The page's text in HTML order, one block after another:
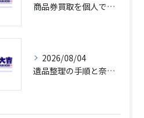
商品券買取を個人で利用する際の奈良県橿原市で知っておきたい高換金ポイント
2026/08/04
遺品整理の手順と奈良県橿原市で無駄なく片付ける方法とごみ処分ポイント